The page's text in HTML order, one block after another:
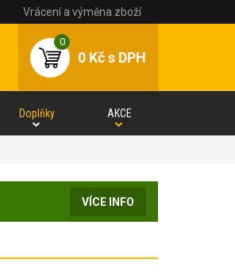
Vrácení a výměna zboží
0
0 Kčs DPH
Doplňky AKCE
VÍCE INFO